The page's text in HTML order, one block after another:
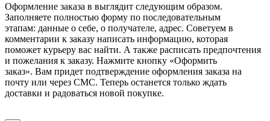
Оформление заказа в выглядит следующим образом.
Заполняете полностью форму по последовательным
этапам: данные о себе, о получателе, адрес. Советуем в
комментарии к заказу написать информацию, которая
поможет курьеру вас найти. А также расписать предпочтения
и пожелания к заказу. Нажмите кнопку «Оформить
заказ». Вам придет подтверждение оформления заказа на
почту или через СМС. Теперь останется только ждать
доставки и радоваться новой покупке.